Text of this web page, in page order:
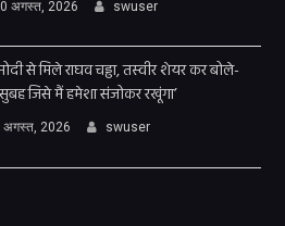
अगस्त, 2026 swuser
से मिले राघव चड्ढा, तस्वीर शेयर कर बोले-
जिसे मैं हमेशा संजोकर रखूंगा’
अगस्त, 2026 swuser